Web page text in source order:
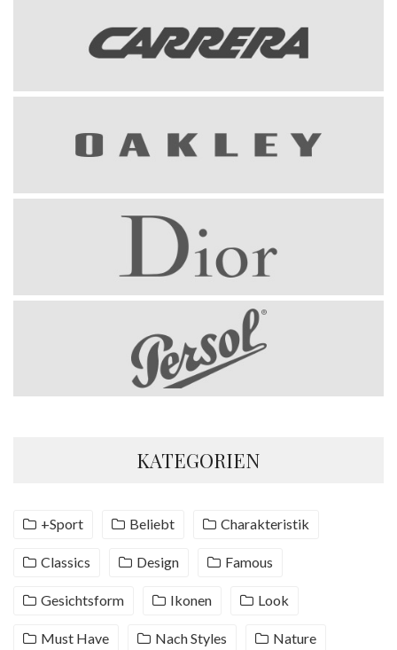
KATEGORIEN
+Sport Beliebt Charakteristik
Classics Design Famous
Gesichtsform Ikonen Look
Must Have Nach Styles Nature